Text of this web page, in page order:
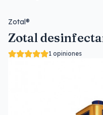
Zotal®
Zotal
1 opiniones